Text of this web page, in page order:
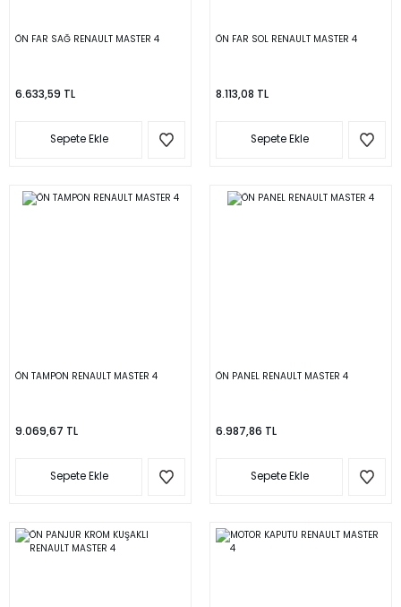
ÖN FAR SAĞ RENAULT MASTER 4
6.633,59 TL
Sepete Ekle
ÖN FAR SOL RENAULT MASTER 4
8.113,08 TL
Sepete Ekle
ÖN TAMPON RENAULT MASTER 4
9.069,67 TL
Sepete Ekle
ÖN PANEL RENAULT MASTER 4
6.987,86 TL
Sepete Ekle